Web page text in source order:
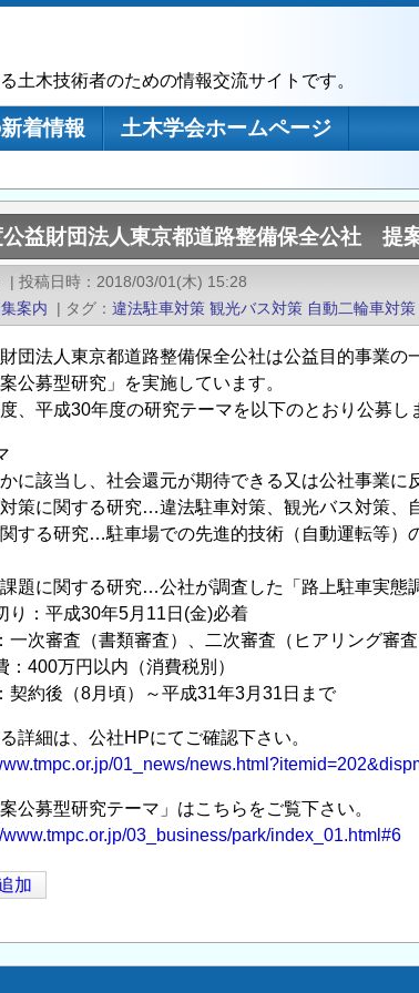
土木技術者のための情報交流サイトです。
着情報
土木学会ホームページ
益財団法人東京都道路整備保全公社 提
| 投稿日時
2018/03/01(木) 15:28
案内 | タグ 違法駐車対策 観光バス対策 自動二輪車対策
団法人東京都道路整備保全公社は公益目的事業
案公募型研究」を実施しています。
、平成30年度の研究テーマを以下のとおり公募し
に該当し、社会還元が期待できる又は公社事業に
に関する研究…違法駐車対策、観光バス対策、
る研究…駐車場での先進的技術（自動運転等）
に関する研究…公社が調査した「路上駐車実態
り：平成30年5月11日(金)必着
一次審査（書類審査）、二次審査（ヒアリング審
：400万円以内（消費税別）
契約後（8月頃）～平成31年3月31日まで
詳細は、公社HPにてご確認下さい。
01_news/
公募型研究テーマ」はこちらをご覧下さい。
www.tmpc.or.jp/03_business/park/index_01.html#6
加